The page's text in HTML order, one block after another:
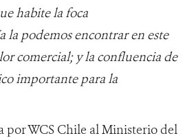
habite la foca
la podemos encontrar en este
comercial; y la confluencia de
importante para la
por WCS Chile al Ministerio del